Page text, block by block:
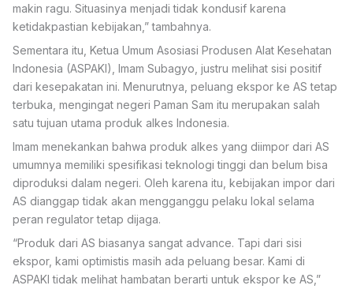
makin ragu. Situasinya menjadi tidak kondusif karena
ketidakpastian kebijakan,” tambahnya.
Sementara itu, Ketua Umum Asosiasi Produsen Alat Kesehatan
Indonesia (ASPAKI), Imam Subagyo, justru melihat sisi positif
dari kesepakatan ini. Menurutnya, peluang ekspor ke AS tetap
terbuka, mengingat negeri Paman Sam itu merupakan salah
satu tujuan utama produk alkes Indonesia.
Imam menekankan bahwa produk alkes yang diimpor dari AS
umumnya memiliki spesifikasi teknologi tinggi dan belum bisa
diproduksi dalam negeri. Oleh karena itu, kebijakan impor dari
AS dianggap tidak akan mengganggu pelaku lokal selama
peran regulator tetap dijaga.
“Produk dari AS biasanya sangat advance. Tapi dari sisi
ekspor, kami optimistis masih ada peluang besar. Kami di
ASPAKI tidak melihat hambatan berarti untuk ekspor ke AS,”